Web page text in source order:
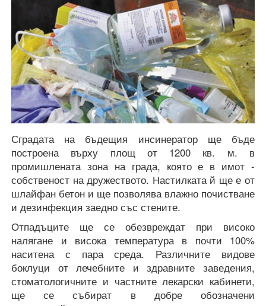
Сградата на бъдещия инсинератор ще бъде
построена върху площ от 1200 кв. м. в
промишлената зона на града, която е в имот -
собственост на дружеството. Настилката й ще е от
шлайфан бетон и ще позволява влажно почистване
и дезинфекция заедно със стените.
Отпадъците ще се обезвреждат при високо
налягане и висока температура в почти 100%
наситена с пара среда. Различните видове
боклуци от лечебните и здравните заведения,
стоматологичните и частните лекарски кабинети,
ще се събират в добре обозначени